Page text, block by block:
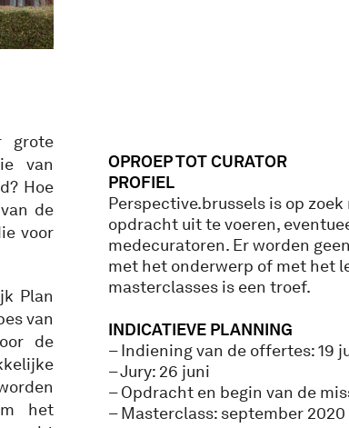
grote
van
Hoe
de
voor
Plan
van
de
het
OPROEP TOT CURATOR
PROFIEL
Perspective.brussels is op
opdracht uit te voeren,
medecuratoren. Er worden
met het onderwerp of met het
masterclasses is een troef.
INDICATIEVE PLANNING
– Indiening van de offertes: 19
– Jury: 26 juni
– Opdracht en begin van de
– Masterclass: september 2020